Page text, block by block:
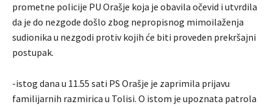
prometne policije PU Orašje koja je obavila očevid i utvrdila
da je do nezgode došlo zbog nepropisnog mimoilaženja
sudionika u nezgodi protiv kojih će biti proveden prekršajni
postupak.
-istog dana u 11.55 sati PS Orašje je zaprimila prijavu
familijarnih razmirica u Tolisi. O istom je upoznata patrola